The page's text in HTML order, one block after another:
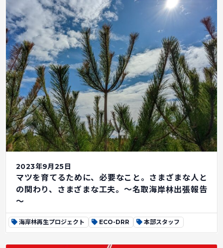
2023年9月25日
マツを育てるために、必要なこと。さまざまな人と
の関わり、さまざまな工夫。～名取海岸林出張報告
～
海岸林再生プロジェクト ECO-DRR 本部スタッフ